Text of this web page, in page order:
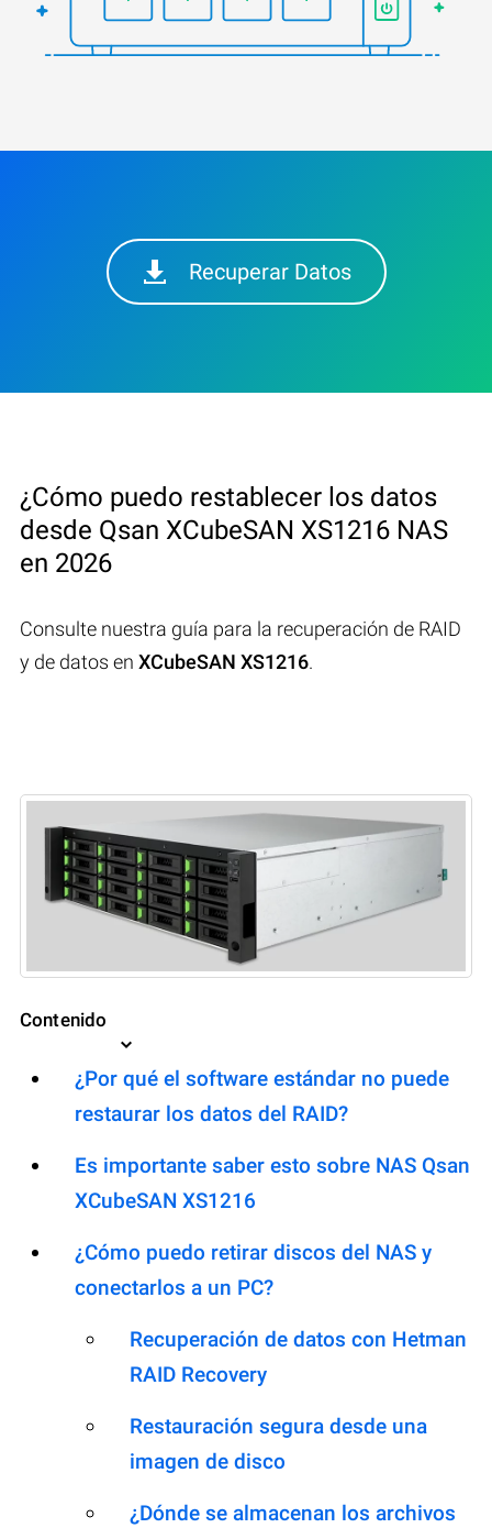
Recuperar Datos
¿Cómo puedo restablecer los datos
desde Qsan XCubeSAN XS1216 NAS
en 2026
Consulte nuestra guía para la recuperación de RAID
y de datos en XCubeSAN XS1216.
Contenido
¿Por qué el software estándar no puede
restaurar los datos del RAID?
Es importante saber esto sobre NAS Qsan
XCubeSAN XS1216
¿Cómo puedo retirar discos del NAS y
conectarlos a un PC?
Recuperación de datos con Hetman
RAID Recovery
Restauración segura desde una
imagen de disco
¿Dónde se almacenan los archivos